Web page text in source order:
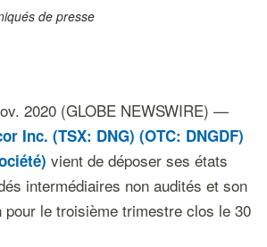
de presse
2020 (GLOBE NEWSWIRE) —
Inc. (TSX: DNG) (OTC: DNGDF)
) vient de déposer ses états
intermédiaires non audités et son
pour le troisième trimestre clos le 30